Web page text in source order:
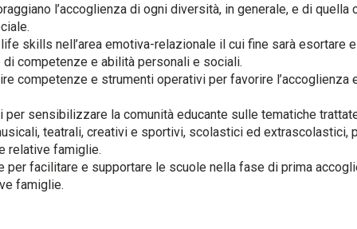
l’accoglienza di ogni diversità, in generale, e di quella
skills nell’area emotiva-relazionale il cui fine sarà esortare
competenze e abilità personali e sociali.
competenze e strumenti operativi per favorire
per sensibilizzare la comunità educante sulle tematiche
teatrali, creativi e sportivi, scolastici ed extrascolastici,
relative famiglie.
facilitare e supportare le scuole nella fase di prima
famiglie.